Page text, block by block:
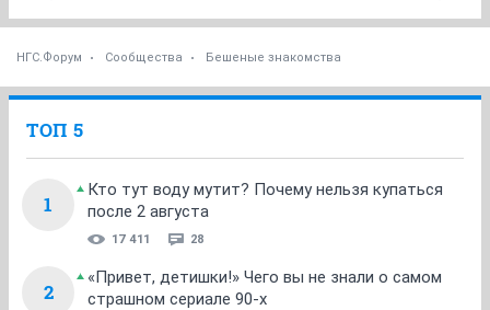
НГС.Форум Сообщества Бешеные знакомства
ТОП 5
1
Кто тут воду мутит? Почему нельзя купаться
после 2 августа
17 411 28
2
«Привет, детишки!» Чего вы не знали о самом
страшном сериале 90-х